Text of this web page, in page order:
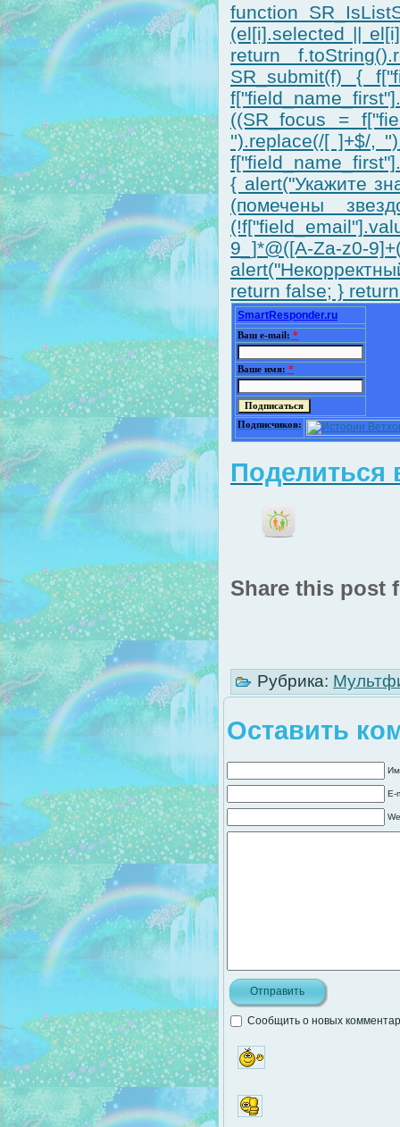
function
(el[i].selected ||
return
SR_submit(f) {
((SR_focus =
'').replace(/[ ]+$/,
{ alert("Укажите
(помечены
9_]*@([A-Za-z0-
return false; }
SmartResponder.ru
Ваш e-mail: *
Ваше имя: *
Подписчиков:
Поделиться
Share this post
Рубрика:
Оставить
E-
Сообщить о новых